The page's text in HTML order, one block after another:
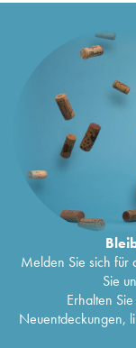
Melden Sie sich für
Sie
Erhalten
Neuentdeckungen,